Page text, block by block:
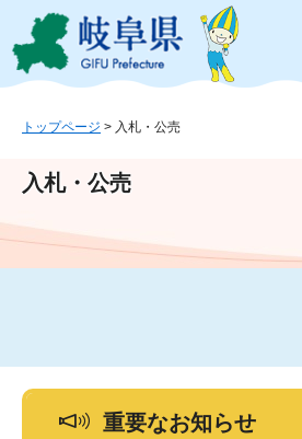
ジ
ュ
文
このページの本文へ
トップページ > 入札・公売
入札・公売
重要なお知らせ